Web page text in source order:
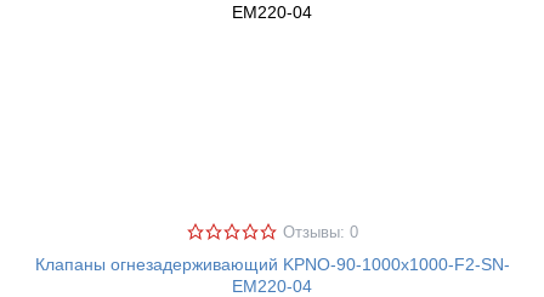
Отзывы: 0
Клапаны огнезадерживающий KPNO-90-1000х1000-F2-SN-
EM220-04